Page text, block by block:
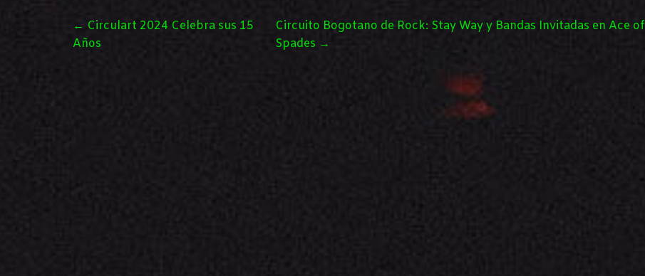
POST
NAVIGATION
← Circulart 2024 Celebra sus 15
Años
Circuito Bogotano de Rock: Stay Way y Bandas Invitadas en Ace of
Spades →